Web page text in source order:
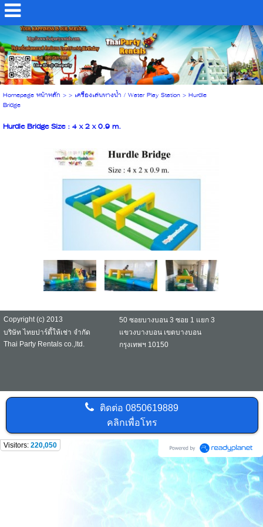
Homepage หน้าหลัก > > เครื่องเล่นทางน้ำ / Water Play Station> Hurdle
Bridge
Hurdle Bridge Size : 4 x 2 x 0.9 m.
Copyright (c) 2013
50 ซอยบางบอน 3 ซอย 1 แยก 3
บริษัท ไทยปาร์ตี้ให้เช่า จำกัด
แขวงบางบอน เขตบางบอน
Thai Party Rentals co.,ltd.
กรุงเทพฯ 10150
ติดต่อ0850619889
คลิกเพื่อโทร
Visitors: 220,050